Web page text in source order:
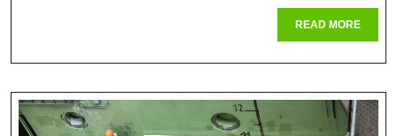
Eine
READ MOREREAD
MORE